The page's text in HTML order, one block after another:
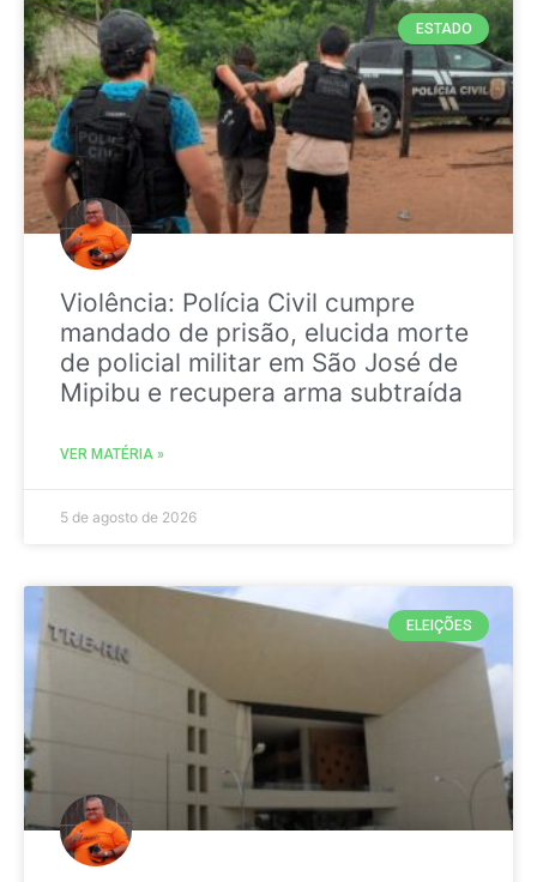
ESTADO
Violência: Polícia Civil cumpre
mandado de prisão, elucida morte
de policial militar em São José de
Mipibu e recupera arma subtraída
VER MATÉRIA »
5 de agosto de 2026
ELEIÇÕES